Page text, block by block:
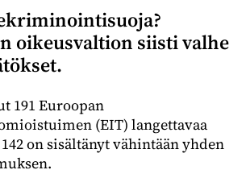
oikeusvaltion siisti valhe
191 Euroopan
(EIT) langettavaa
on sisältänyt vähintään yhden